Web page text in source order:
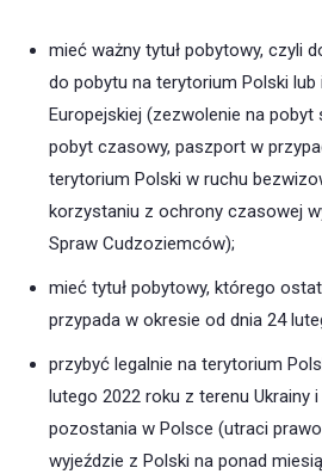
mieć ważny tytuł pobytowy, czyli
do pobytu na terytorium Polski lub
Europejskiej (zezwolenie na pobyt
pobyt czasowy, paszport w
terytorium Polski w ruchu
korzystaniu z ochrony czasowej
Spraw Cudzoziemców);
mieć tytuł pobytowy, którego
przypada w okresie od dnia 24
przybyć legalnie na terytorium
lutego 2022 roku z terenu Ukrainy
pozostania w Polsce (utraci
wyjeździe z Polski na ponad